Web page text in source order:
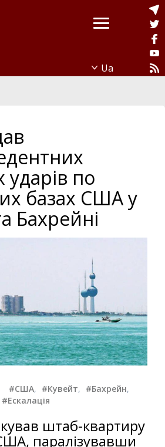
ударів по
базах США у
Бахрейні
#США, #Кувейт, #Бахрейн,
#Ескалація
штаб-квартиру
паралізувавши